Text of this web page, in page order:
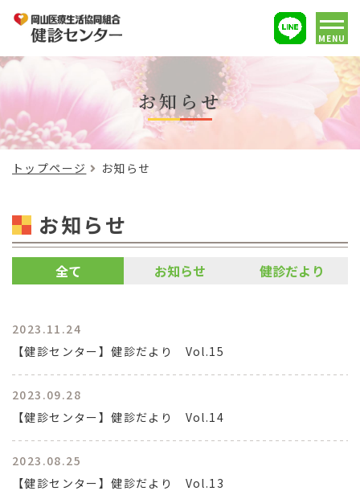
MENU
お知らせ
トップページ お知らせ
お知らせ
全て お知らせ 健診だより
2023.11.24
【健診センター】健診だより Vol.15
2023.09.28
【健診センター】健診だより Vol.14
2023.08.25
【健診センター】健診だより Vol.13